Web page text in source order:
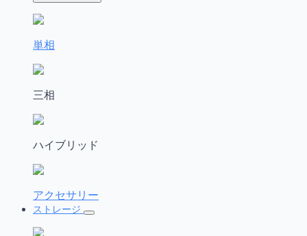
単相
三相
ハイブリッド
アクセサリー
ストレージ